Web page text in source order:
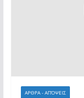
ΑΡΘΡΑ - ΑΠΌΨΕΙΣ